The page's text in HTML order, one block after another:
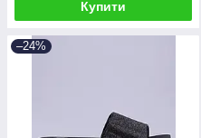
Купити
–24%